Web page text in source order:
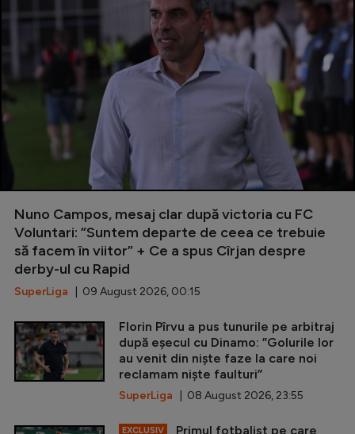
Nuno Campos, mesaj clar după victoria cu FC
Voluntari: ”Suntem departe de ceea ce trebuie
să facem în viitor” + Ce a spus Cîrjan despre
derby-ul cu Rapid
SuperLiga | 09 August 2026, 00:15
Florin Pîrvu a pus tunurile pe arbitraj
după eșecul cu Dinamo: ”Golurile lor
au venit din niște faze la care noi
reclamam niște faulturi”
SuperLiga | 08 August 2026, 23:55
EXCLUSIV Primul fotbalist pe care